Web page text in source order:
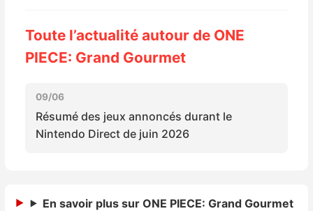
Autres tests
Précommandes
Sorties de jeux
Toute l’actualité autour de ONE
PIECE: Grand Gourmet
09/06
Résumé des jeux annoncés durant le
Nintendo Direct de juin 2026
En savoir plus sur ONE PIECE: Grand Gourmet